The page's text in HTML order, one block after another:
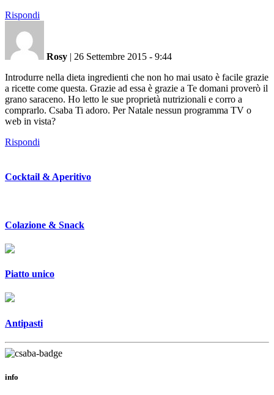
Rispondi
Rosy | 26 Settembre 2015 - 9:44
Introdurre nella dieta ingredienti che non ho mai usato è facile grazie
a ricette come questa. Grazie ad essa è grazie a Te domani proverò il
grano saraceno. Ho letto le sue proprietà nutrizionali e corro a
comprarlo. Csaba Ti adoro. Per Natale nessun programma TV o
web in vista?
Rispondi
Cocktail & Aperitivo
Colazione & Snack
Piatto unico
Antipasti
info